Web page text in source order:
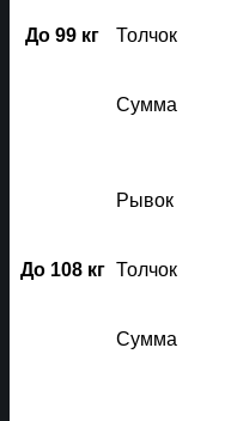
До 99 кг Толчок
Сумма
До 108 кг
Рывок
Толчок
Сумма